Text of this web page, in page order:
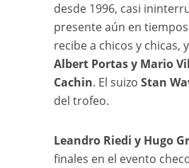
desde 1996, casi
presente aún en
recibe a chicos y chicas,
Albert Portas y Mario
Cachin. El suizo Stan
del trofeo.
Leandro Riedi y Hugo
finales en el evento